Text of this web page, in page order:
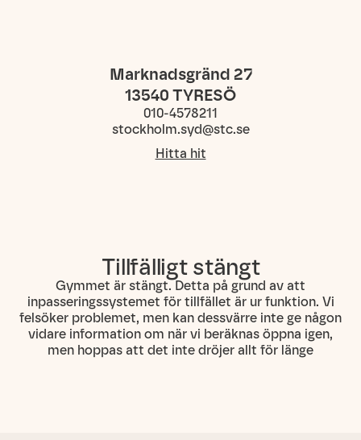
Marknadsgränd 27
13540 TYRESÖ
010-4578211
stockholm.syd@stc.se
Hitta hit
Tillfälligt stängt
Gymmet är stängt. Detta på grund av att
inpasseringssystemet för tillfället är ur funktion. Vi
felsöker problemet, men kan dessvärre inte ge någon
vidare information om när vi beräknas öppna igen,
men hoppas att det inte dröjer allt för länge